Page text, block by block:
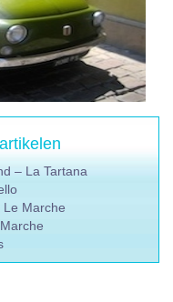
– La Tartana
Marche